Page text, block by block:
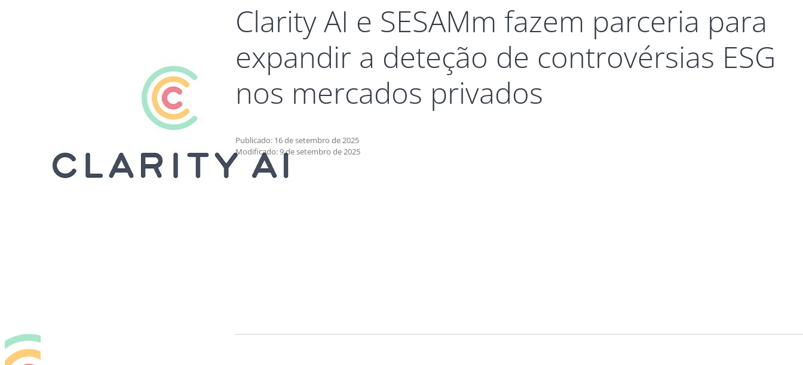
Clarity AI e SESAMm fazem parceria para
expandir a deteção de controvérsias ESG
nos mercados privados
Publicado: 16 de setembro de 2025
Modificado: 9 de setembro de 2025